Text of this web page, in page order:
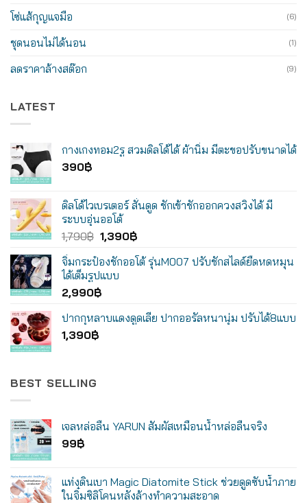
โซ่แส้กุญแจมือ (6)
ชุดนอนไม่ได้นอน (1)
ลดราคาล้างสต๊อก (9)
LATEST
กางเกงทอม2รู สวมดิลโด้ได้ ผ้านิ่ม มีตะขอปรับขนาดได้
390฿
ดิลโด้ไวเบรเตอร์ สั่นดูด ชักเข้าชักออกควงสวิงได้ มี
ระบบอุ่นออโต้
1,790฿ Original
was:
1,790฿.
1,390฿Current
is:
จิ๋มกระป๋องชักออโต้ รุ่นM007 ปรับชักสไลด์ยืดหดหมุน
ได้เต็มรูปแบบ
2,990฿
ปากกุหลาบแดงดูดเลีย ปากออรัลหนานุ่ม ปรับได้8แบบ
1,390฿
BEST SELLING
เจลหล่อลื่น YARUN สัมผัสเหมือนน้ำหล่อลื่นจริง
99฿
แท่งดินเบา Magic Diatomite Stick ช่วยดูดซับน้ำภาย
ในจิ๋มซิลิโคนหลังล้างทำความสะอาด